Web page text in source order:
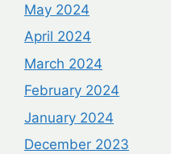
May 2024
April 2024
March 2024
February 2024
January 2024
December 2023